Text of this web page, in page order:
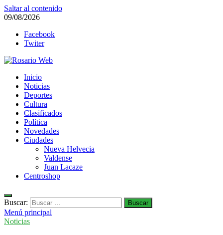
Saltar al contenido
09/08/2026
Facebook
Twiter
Rosario Web
Todas la noticias de Rosario y la zona
Inicio
Noticias
Deportes
Cultura
Clasificados
Política
Novedades
Ciudades
Nueva Helvecia
Valdense
Juan Lacaze
Centroshop
Buscar:
Menú principal
Noticias